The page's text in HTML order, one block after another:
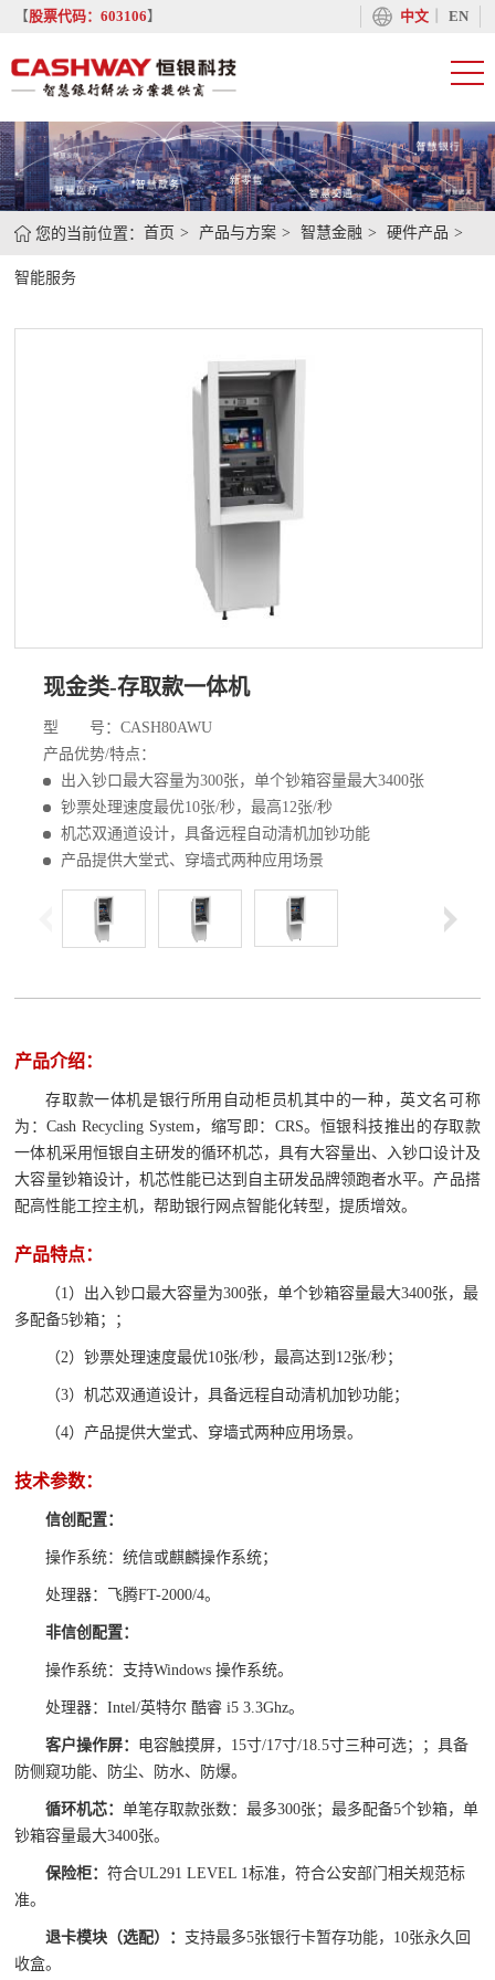
【股票代码：603106】 中文丨 EN
您的当前位置：首页 产品与方案 智慧金融 硬件产品
智能服务
现金类-存取款一体机
型 号：CASH80AWU
产品优势/特点：
出入钞口最大容量为300张，单个钞箱容量最大3400张
钞票处理速度最优10张/秒，最高12张/秒
机芯双通道设计，具备远程自动清机加钞功能
产品提供大堂式、穿墙式两种应用场景
产品介绍：
存取款一体机是银行所用自动柜员机其中的一种，英文名可称
为：Cash Recycling System，缩写即：CRS。恒银科技推出的存取款
一体机采用恒银自主研发的循环机芯，具有大容量出、入钞口设计及
大容量钞箱设计，机芯性能已达到自主研发品牌领跑者水平。产品搭
配高性能工控主机，帮助银行网点智能化转型，提质增效。
产品特点：
（1）出入钞口最大容量为300张，单个钞箱容量最大3400张，最
多配备5钞箱；；
（2）钞票处理速度最优10张/秒，最高达到12张/秒；
（3）机芯双通道设计，具备远程自动清机加钞功能；
（4）产品提供大堂式、穿墙式两种应用场景。
技术参数：
信创配置：
操作系统：统信或麒麟操作系统；
处理器：飞腾FT-2000/4。
非信创配置：
操作系统：支持Windows 操作系统。
处理器：Intel/英特尔 酷睿 i5 3.3Ghz。
客户操作屏： 电容触摸屏， 15寸/17寸/18.5寸三种可选；；具备
防侧窥功能、防尘、防水、防爆。
循环机芯：单笔存取款张数：最多300张；最多配备5个钞箱，单
钞箱容量最大3400张。
保险柜：符合UL291 LEVEL 1标准，符合公安部门相关规范标
准。
退卡模块（选配）： 支持最多5张银行卡暂存功能，10张永久回
收盒。